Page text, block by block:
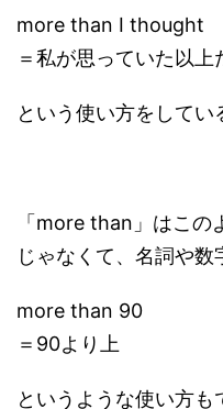
more than I thought
＝私が思っていた以上
という使い方をしてい
「more than」はこの
じゃなくて、名詞や数
more than 90
＝90より上
というような使い方も